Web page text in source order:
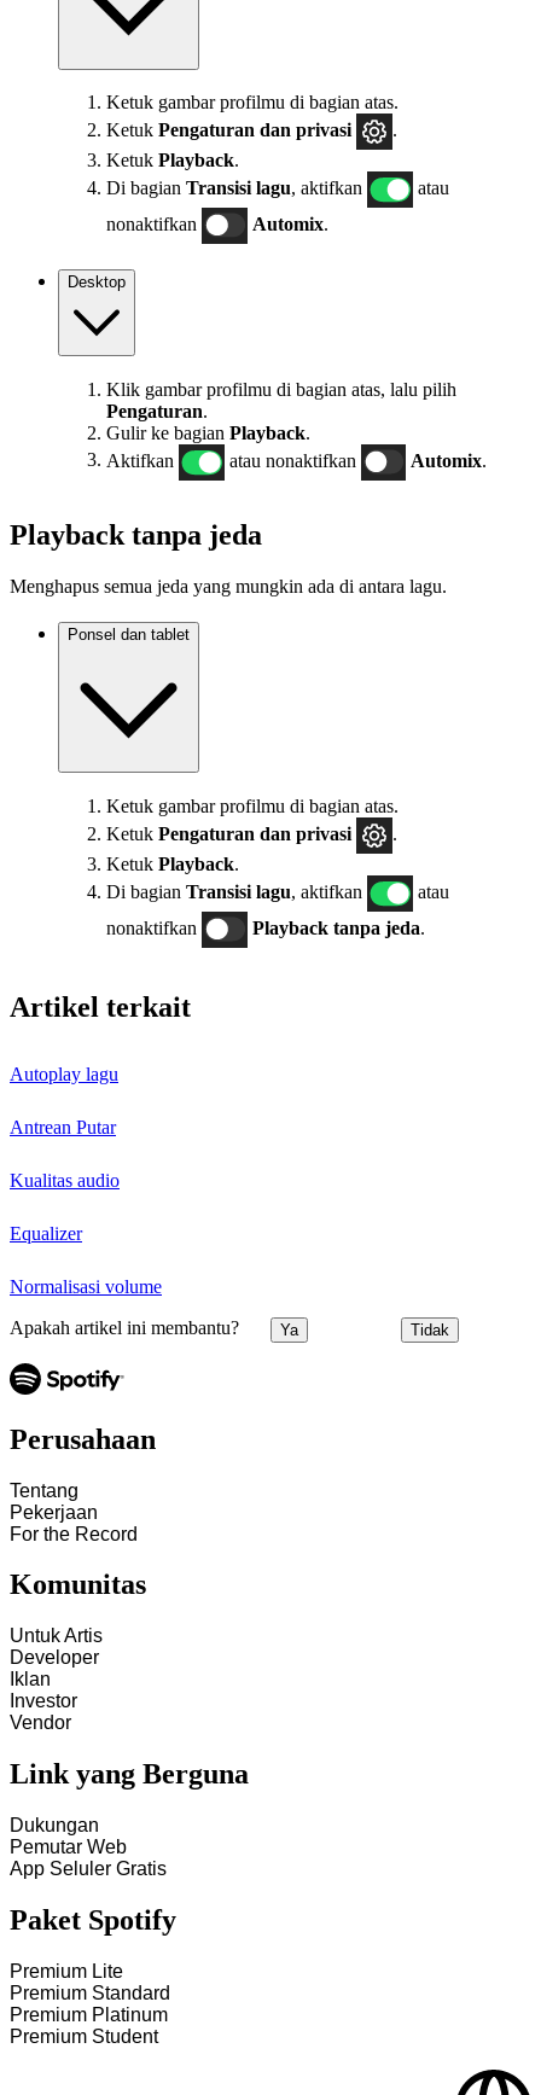
Ketuk gambar profilmu di bagian atas.
Ketuk Pengaturan dan privasi
.
Ketuk Playback.
Di bagian Transisi lagu, aktifkan
atau
nonaktifkan
Automix.
Desktop
Klik gambar profilmu di bagian atas, lalu pilih
Pengaturan.
Gulir ke bagian Playback.
Aktifkan
atau nonaktifkan Automix.
Playback tanpa jeda
Menghapus semua jeda yang mungkin ada di antara lagu.
Ponsel dan tablet
Ketuk gambar profilmu di bagian atas.
Ketuk Pengaturan dan privasi
.
Ketuk Playback.
Di bagian Transisi lagu, aktifkan
atau
nonaktifkan
Playback tanpa jeda.
Artikel terkait
Autoplay lagu
Antrean Putar
Kualitas audio
Equalizer
Normalisasi volume
Apakah artikel ini membantu? Ya Tidak
Perusahaan
Tentang
Pekerjaan
For the Record
Komunitas
Untuk Artis
Developer
Iklan
Investor
Vendor
Link yang Berguna
Dukungan
Pemutar Web
App Seluler Gratis
Paket Spotify
Premium Lite
Premium Standard
Premium Platinum
Premium Student